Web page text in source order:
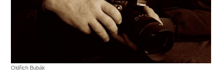
Oldřich Bubák